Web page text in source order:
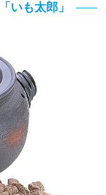
いも太郎」